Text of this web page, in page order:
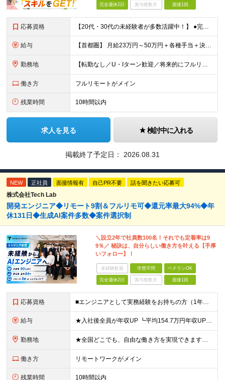
完全週休2日 賞与複数月 面接1回
応募資格 【20代・30代の未経験者が多数活躍中！】 ●完全未経験、第二新卒、既卒、フリーターの方大歓迎！ ●学歴・職歴・転職回数・ブランク一切不問 ※34歳までの方（若年層の長期キャリア形成を図るため） ★
給与 【首都圏】 月給23万円～50万円＋各種手当＋決算賞与 【大阪】 月給22万円～50万円＋各種手当＋決算賞与 【愛知】 月給21.5万円～50万円＋各種手当＋決算賞与 【福岡・宮城】 月給20万
勤務地 【転勤なし／U・Iターン歓迎／将来的にフルリモートOK】 本社（新宿区）、大阪支店、名古屋支店または東京都・神奈川県・千葉県・埼玉県・愛知県・大阪府・福岡県をはじめ、全国のプロジェクト先 ※ご希望を
働き方 フルリモートがメイン
残業時間 10時間以内
求人を見る 検討中に入れる
掲載終了予定日： 2026.08.31
NEW 正社員 面接情報有 自己PR不要 話を聞きたい応募可
株式会社Tech Lab
開発エンジニア◆リモート9割＆フルリモ可◆還元率最大94%◆年
休131日◆生成AI案件多数◆案件選択制
＼設立2年で社員数100名！それでも定着率は9
9％／ 秘訣は、自分らしい働き方を叶える【手厚
いフォロー】！
未経験歓迎 学歴不問 ベテランOK
完全週休2日 賞与複数月 面接1回
応募資格 ■エンジニアとして実務経験をお持ちの方（1年以上） ■学歴不問 ■既卒・第二新卒OK ☆Tech Labの事業内容、ビジョンに共感できる⽅はぜひご応募ください！ ☆意欲重視の採用です！ 「経歴に自信
給与 ★入社後全員が年収UP ┗平均154.7万円年収UP！ ┗最大380万円UPの実績も 月給35万円～100万円＋決算賞与＋各種手当 【 給与イメージ 】 ■経験1年以上…月給35万円～＋決算賞与
勤務地 ★全国どこでも、自由な働き方を実現できます！ 全国のプロジェクト先やフルリモート環境での勤務も可能です。 ＼自由度の高い働き方、叶えます／ ・フルリモートで働きたい ・ハイブリットに働きたい ・家庭
働き方 リモートワークがメイン
残業時間 10時間以内